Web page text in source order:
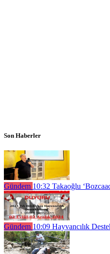
Son Haberler
Gündem 10:32 Takaoğlu
Gündem 10:09 Hayvancılık